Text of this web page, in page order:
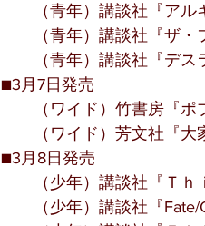
（青年）講談社『アルキ
（青年）講談社『ザ・フ
（青年）講談社『デス
■3月7日発売
（ワイド）竹書房『ポプ
（ワイド）芳文社『大家
■3月8日発売
（少年）講談社『Ｔｈｉ
（少年）講談社『Fate/